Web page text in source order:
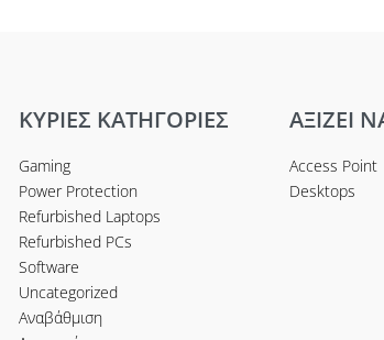
ΚΥΡΙΕΣ ΚΑΤΗΓΟΡΙΕΣ
Gaming
Power Protection
Refurbished Laptops
Refurbished PCs
Software
Uncategorized
Αναβάθμιση
ΑΞΙΖΕΙ
Access Point
Desktops